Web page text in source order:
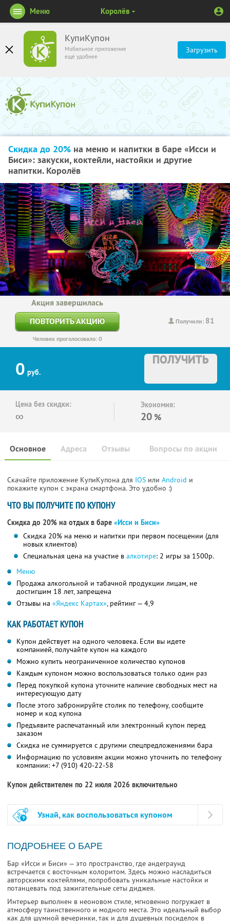
КупиКупон
Мобильное приложение
ещё удобнее
Загрузить
Меню Королёв
Скидка до 20% на меню и напитки в баре «Исси и
Биси»: закуски, коктейли, настойки и другие
напитки. Королёв
Получили: 81
Акция завершилась
ПОВТОРИТЬ АКЦИЮ
Человек проголосовало: 0
0 руб.
ПОЛУЧИТЬ
Цена без скидки:
∞
Экономия:
20 %
Основное Отзывы Вопросы по акции
Адреса
Скачайте приложение КупиКупона для IOS или Android и
покажите купон с экрана смартфона. Это удобно :)
ЧТО ВЫ ПОЛУЧИТЕ ПО КУПОНУ
Скидка до 20% на отдых в баре «Исси и Биси»
Скидка 20% на меню и напитки при первом посещении (для
новых клиентов)
Специальная цена на участие в алкотире: 2 игры за 1500р.
Меню
Продажа алкогольной и табачной продукции лицам, не
достигшим 18 лет, запрещена
Отзывы на «Яндекс Картах», рейтинг — 4,9
КАК РАБОТАЕТ КУПОН
Купон действует на одного человека. Если вы идете
компанией, получайте купон на каждого
Можно купить неограниченное количество купонов
Каждым купоном можно воспользоваться только один раз
Перед покупкой купона уточните наличие свободных мест на
интересующую дату
После этого забронируйте столик по телефону, сообщите
номер и код купона
Предъявите распечатанный или электронный купон перед
заказом
Скидка не суммируется с другими спецпредложениями бара
Информацию по условиям акции можно уточнить по телефону
компании: +7 (910) 420-22-58
Купон действителен по 22 июля 2026 включительно
Узнай, как воспользоваться купоном
ПОДРОБНЕЕ О БАРЕ
Бар «Исси и Биси» — это пространство, где андеграунд
встречается с восточным колоритом. Здесь можно насладиться
авторскими коктейлями, попробовать уникальные настойки и
потанцевать под зажигательные сеты диджея.
Интерьер выполнен в неоновом стиле, мгновенно погружает в
атмосферу таинственного и модного места. Это идеальный выбор
как для шумной вечеринки, так и для душевных посиделок в